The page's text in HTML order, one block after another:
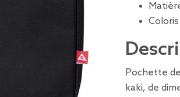
Coloris
Pochette
kaki, de